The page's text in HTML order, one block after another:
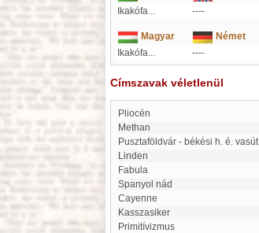
Ikakófa...
----
Magyar
Német
Ikakófa...
----
Címszavak véletlenül
Pliocén
Methan
Pusztaföldvár - békési h. é. vasút
Linden
fabula
Spanyol nád
cayenne
kasszasiker
primitívizmus